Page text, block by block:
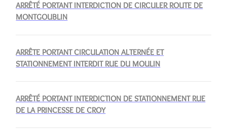
ARRÊTÉ PORTANT INTERDICTION DE CIRCULER ROUTE DE
MONTGOUBLIN
ARRÊTE PORTANT CIRCULATION ALTERNÉE ET
STATIONNEMENT INTERDIT RUE DU MOULIN
ARRÊTÉ PORTANT INTERDICTION DE STATIONNEMENT RUE
DE LA PRINCESSE DE CROY